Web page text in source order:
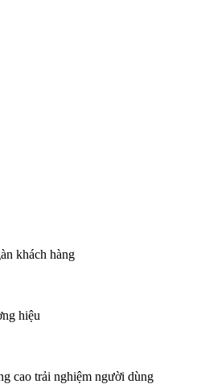
khách hàng
hiệu
cao trải nghiệm người dùng